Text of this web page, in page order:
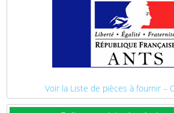
Voir la Liste de pièces à fournir –